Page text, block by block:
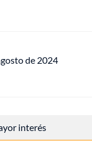
de 2024
interés